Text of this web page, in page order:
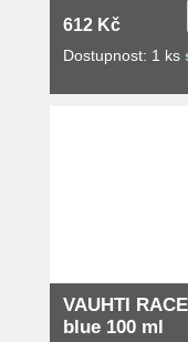
612 Kč
Dostupnost: 1 ks
VAUHTI
blue 100 ml